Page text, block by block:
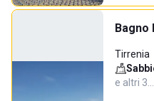
Bagno
Tirrenia
e altri 3…